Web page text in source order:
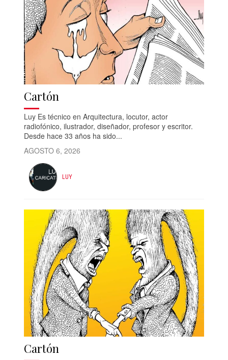
Cartón
Luy Es técnico en Arquitectura, locutor, actor
radiofónico, ilustrador, diseñador, profesor y escritor.
Desde hace 33 años ha sido...
AGOSTO 6, 2026
LUY
Cartón